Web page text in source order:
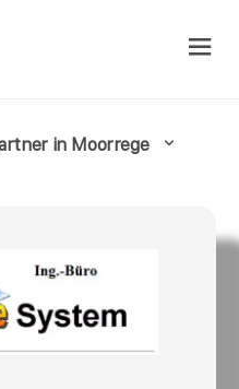
in Moorrege